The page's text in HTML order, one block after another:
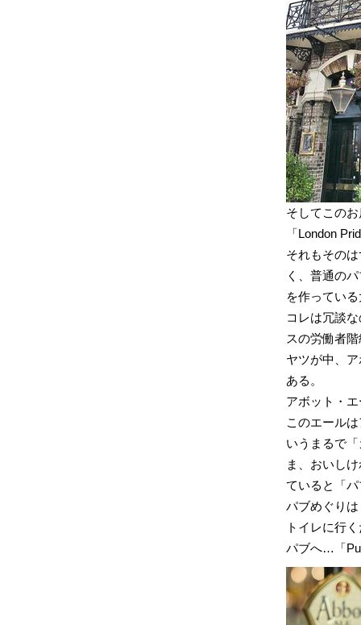
そしてこの
「London
それもその
く、普通の
を作ってい
コレは冗談
スの労働者
ヤツが中、
ある。
アボット・
このエール
いうまるで
ま、おいし
ていると「
パブめぐり
トイレに行
パブへ…「